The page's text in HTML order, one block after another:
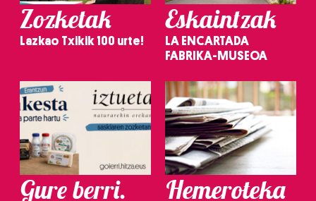
Zozketak
Lazkao Txikik 100 urte!
Eskaintzak
LA ENCARTADA
FABRIKA-MUSEOA
Gure berri. Hemeroteka